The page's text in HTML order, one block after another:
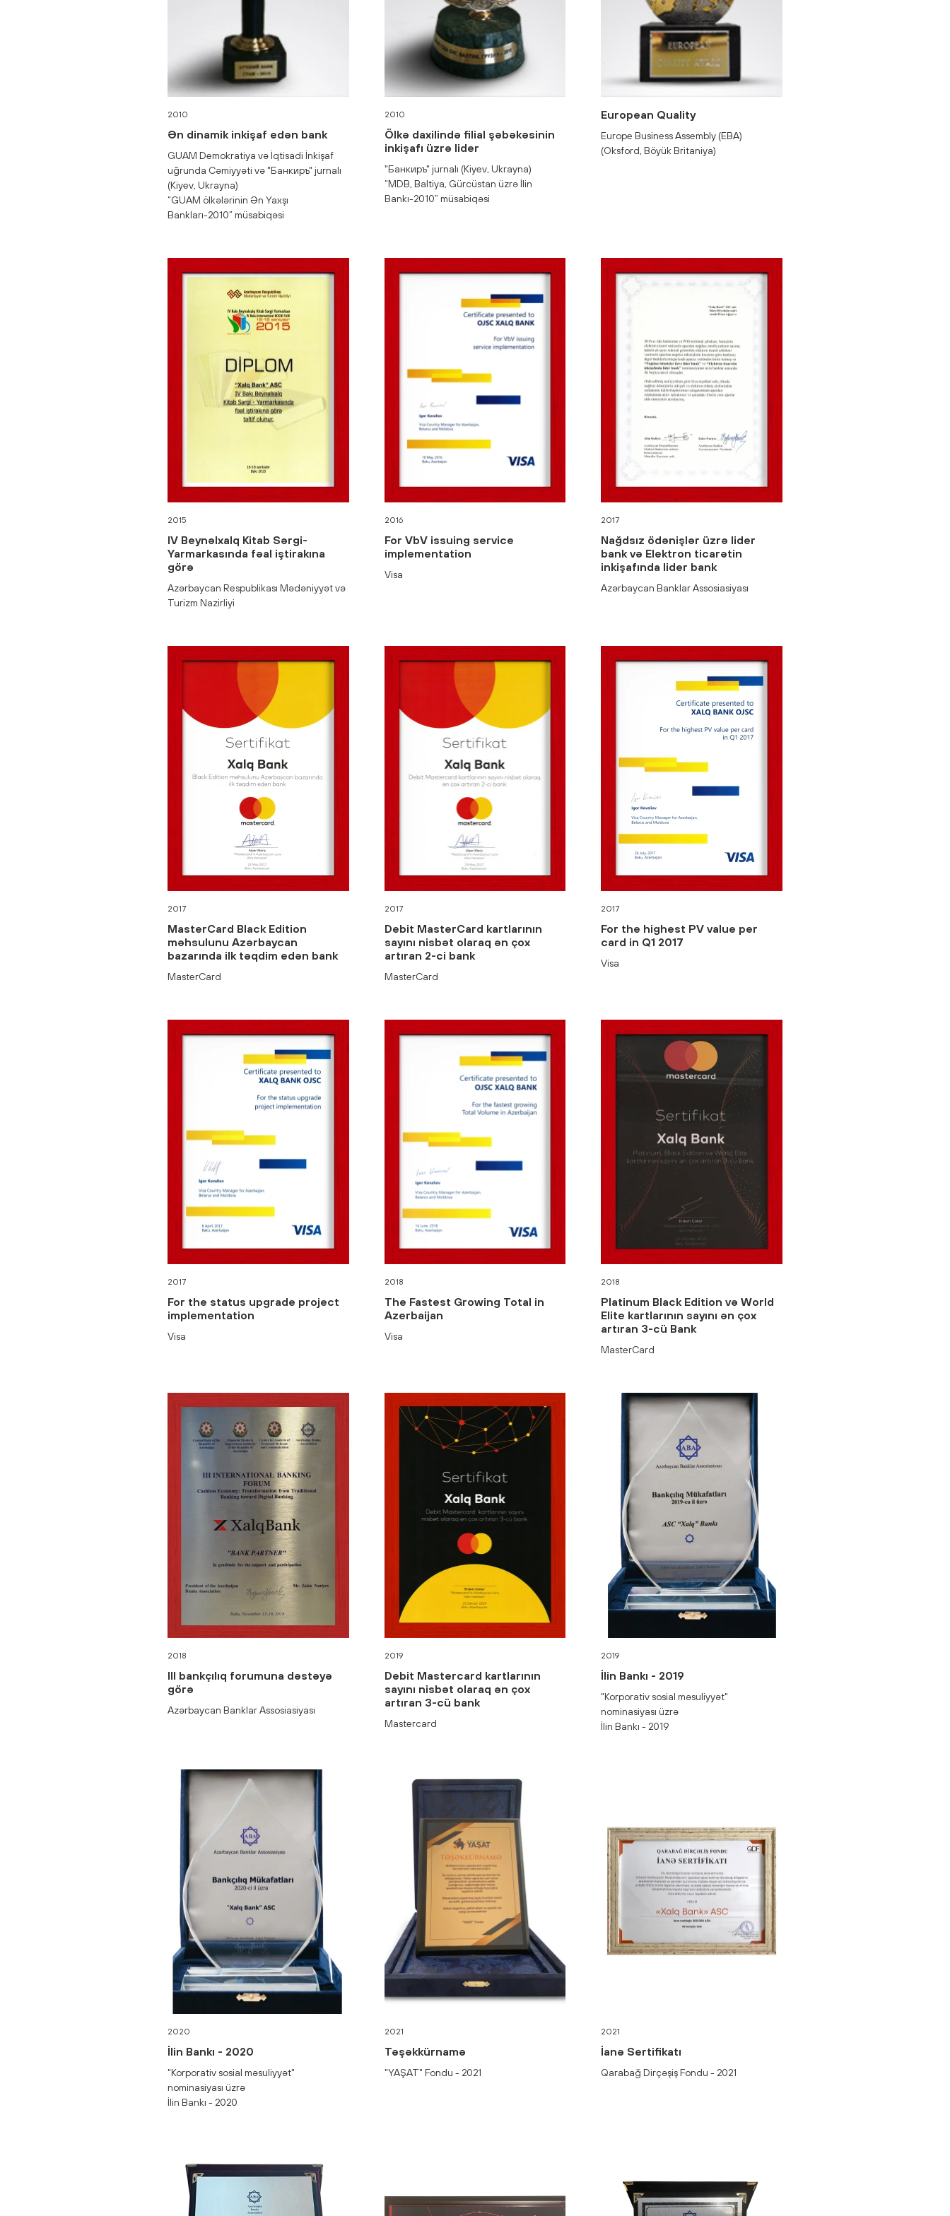
2010
Ən dinamik inkişaf edən bank
GUAM Demokratiya və İqtisadi İnkişaf
uğrunda Cəmiyyəti və "Банкиръ" jurnalı
(Kiyev, Ukrayna)
“GUAM ölkələrinin Ən Yaxşı
Bankları-2010” müsabiqəsi
2010
Ölkə daxilində filial şəbəkəsinin
inkişafı üzrə lider
"Банкиръ" jurnalı (Kiyev, Ukrayna)
“MDB, Baltiya, Gürcüstan üzrə İlin
Bankı-2010” müsabiqəsi
European Quality
Europe Business Assembly (ЕBA)
(Oksford, Böyük Britaniya)
2015
IV Beynəlxalq Kitab Sərgi-
Yarmarkasında fəal iştirakına
görə
Azərbaycan Respublikası Mədəniyyət və
Turizm Nazirliyi
2016
For VbV issuing service
implementation
Visa
2017
Nağdsız ödənişlər üzrə lider
bank və Elektron ticarətin
inkişafında lider bank
Azərbaycan Banklar Assosiasiyası
2017
MasterCard Black Edition
məhsulunu Azərbaycan
bazarında ilk təqdim edən bank
MasterCard
2017
Debit MasterCard kartlarının
sayını nisbət olaraq ən çox
artıran 2-ci bank
MasterCard
2017
For the highest PV value per
card in Q1 2017
Visa
2017
For the status upgrade project
implementation
Visa
2018
The Fastest Growing Total in
Azerbaijan
Visa
2018
Platinum Black Edition və World
Elite kartlarının sayını ən çox
artıran 3-cü Bank
MasterCard
2018
lll bankçılıq forumuna dəstəyə
görə
Azərbaycan Banklar Assosiasiyası
2019
Debit Mastercard kartlarının
sayını nisbət olaraq ən çox
artıran 3-cü bank
Mastercard
2019
İlin Bankı - 2019
"Korporativ sosial məsuliyyət"
nominasiyası üzrə
İlin Bankı - 2019
2020
İlin Bankı - 2020
"Korporativ sosial məsuliyyət"
nominasiyası üzrə
İlin Bankı - 2020
2021
Təşəkkürnamə
"YAŞAT" Fondu - 2021
2021
İanə Sertifikatı
Qarabağ Dirçəşiş Fondu - 2021